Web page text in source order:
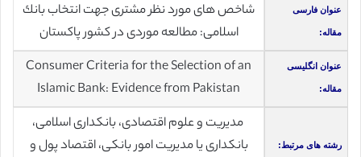
عنوان فارسی
مقاله:
شاخص های مورد نظر مشتری جهت انتخاب بانك
اسلامی: مطالعه موردی در كشور پاكستان
عنوان انگلیسی
مقاله:
Consumer Criteria for the Selection of an
Islamic Bank: Evidence from Pakistan
رشته های مرتبط:
مدیریت و علوم اقتصادی، بانکداری اسلامی،
بانکداری یا مدیریت امور بانکی، اقتصاد پول و